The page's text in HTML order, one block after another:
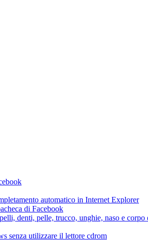
automatico in Internet Explorer
di Facebook
denti, pelle, trucco, unghie, naso e corpo
senza utilizzare il lettore cdrom